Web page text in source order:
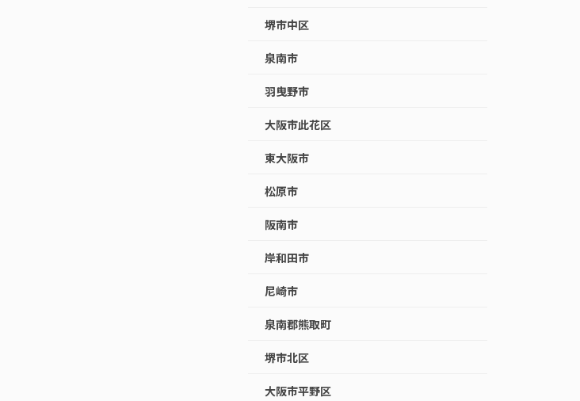
堺市中区
泉南市
羽曳野市
大阪市此花区
東大阪市
松原市
阪南市
岸和田市
尼崎市
泉南郡熊取町
堺市北区
大阪市平野区